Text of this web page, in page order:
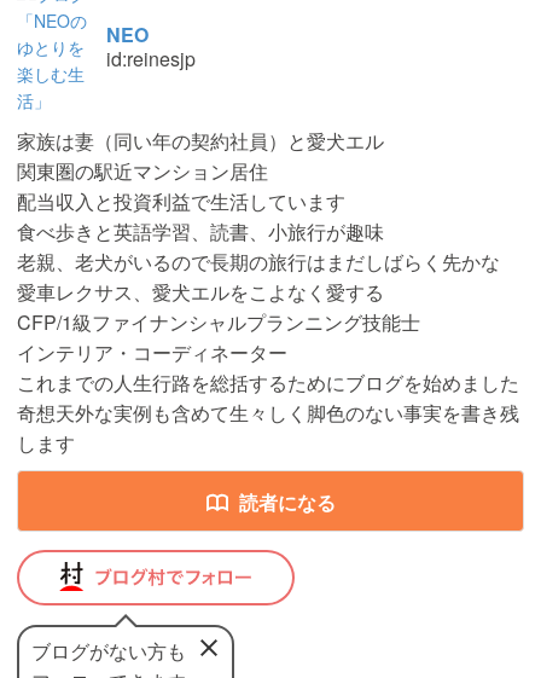
NEO
id:reinesjp
家族は妻（同い年の契約社員）と愛犬エル
関東圏の駅近マンション居住
配当収入と投資利益で生活しています
食べ歩きと英語学習、読書、小旅行が趣味
老親、老犬がいるので長期の旅行はまだしばらく先かな
愛車レクサス、愛犬エルをこよなく愛する
CFP/1級ファイナンシャルプランニング技能士
インテリア・コーディネーター
これまでの人生行路を総括するためにブログを始めました
奇想天外な実例も含めて生々しく脚色のない事実を書き残
します
読者になる
ブログがない方も